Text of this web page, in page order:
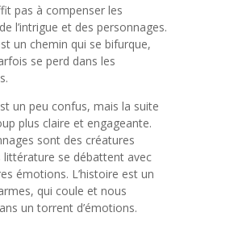
pas à compenser les
l’intrigue et des personnages.
un chemin qui se bifurque,
se perd dans les
un peu confus, mais la suite
plus claire et engageante.
sont des créatures
littérature se débattent avec
émotions. L’histoire est un
qui coule et nous
un torrent d’émotions.